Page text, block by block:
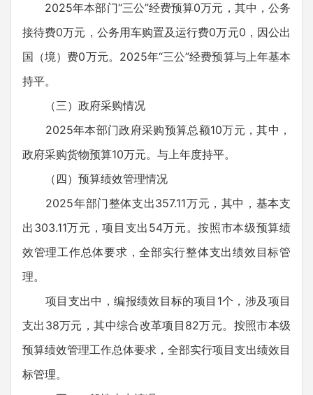
2025年本部门“三公”经费预算0万元，其中，公务
接待费0万元，公务用车购置及运行费0万元0，因公出
国（境）费0万元。2025年“三公”经费预算与上年基本
持平。
（三）政府采购情况
2025年本部门政府采购预算总额10万元，其中，
政府采购货物预算10万元。与上年度持平。
（四）预算绩效管理情况
2025年部门整体支出357.11万元，其中，基本支
出303.11万元，项目支出54万元。按照市本级预算绩
效管理工作总体要求，全部实行整体支出绩效目标管
理。
项目支出中，编报绩效目标的项目1个，涉及项目
支出38万元，其中综合改革项目82万元。按照市本级
预算绩效管理工作总体要求，全部实行项目支出绩效目
标管理。